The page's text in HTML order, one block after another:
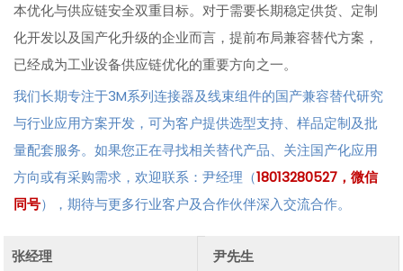
本优化与供应链安全双重目标。对于需要长期稳定供货、定制
化开发以及国产化升级的企业而言，提前布局兼容替代方案，
已经成为工业设备供应链优化的重要方向之一。
我们长期专注于3M系列连接器及线束组件的国产兼容替代研究
与行业应用方案开发，可为客户提供选型支持、样品定制及批
量配套服务。如果您正在寻找相关替代产品、关注国产化应用
方向或有采购需求，欢迎联系：尹经理（18013280527，微信
同号），期待与更多行业客户及合作伙伴深入交流合作。
张经理
尹先生